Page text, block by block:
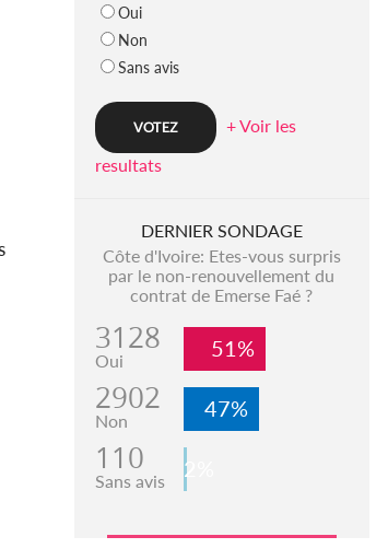
Oui
Non
Sans avis
+ Voir les
resultats
DERNIER SONDAGE
Côte d'Ivoire: Etes-vous surpris
par le non-renouvellement du
contrat de Emerse Faé ?
3128
Oui 51%
2902
Non 47%
110
Sans avis 2%